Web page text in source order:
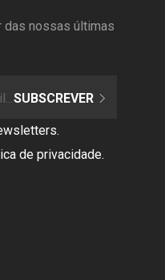
das nossas últimas
de privacidade.
SUBSCREVER